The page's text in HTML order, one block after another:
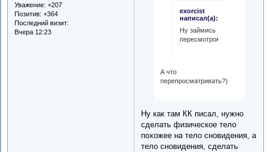
Уважение: +207
Позитив: +364
Последний визит:
Вчера 12:23
exorcist
написал(а):
Ну займись
пересмотром.
А что
перепросматривать?)
Ну как там КК писал, нужно
сделать физическое тело
похожее на тело сновидения, а
тело сновидения, сделать